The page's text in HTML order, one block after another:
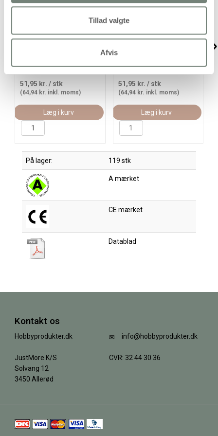
Tillad valgte
Afvis
Tekstilmaling, rød, 300
51,95 kr. / stk
(64,94 kr. inkl. moms)
Læg i kurv
Tekstilmaling, sort, 300
51,95 kr. / stk
(64,94 kr. inkl. moms)
Læg i kurv
På lager: 119 stk
A mærket
CE mærket
Datablad
Kontakt os
Hobbyprodukter.dk
JustMore K/S
Solvang 12
3450 Allerød
info@hobbyprodukter.dk
CVR: 32 44 30 36